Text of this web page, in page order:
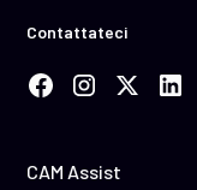
Contattateci
CAM Assist